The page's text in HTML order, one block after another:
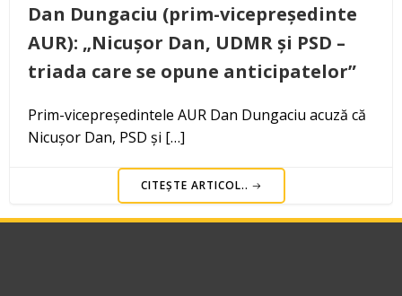
Dan Dungaciu (prim-vicepreședinte
AUR): „Nicușor Dan, UDMR și PSD –
triada care se opune anticipatelor”
Prim-vicepreședintele AUR Dan Dungaciu acuză că
Nicușor Dan, PSD și […]
CITEȘTE ARTICOL..